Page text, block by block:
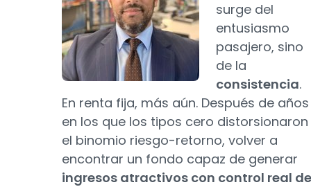
surge del
entusiasmo
pasajero, sino
de la
consistencia.
En renta fija, más aún. Después de años
en los que los tipos cero distorsionaron
el binomio riesgo-retorno, volver a
encontrar un fondo capaz de generar
ingresos atractivos con control real de